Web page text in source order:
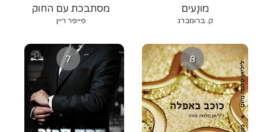
מסתבכת עם החוק
פייפר ריין
מונָעים
ק. ברומברג
7 8